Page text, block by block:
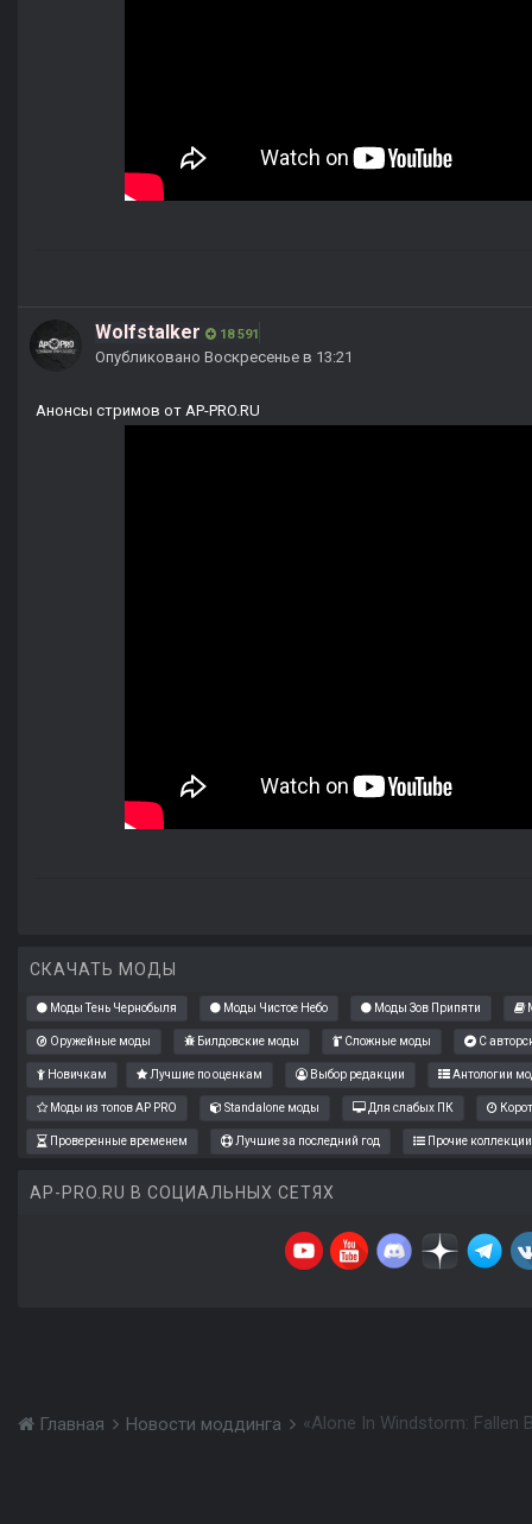
Wolfstalker 18 591
Опубликовано Воскресенье в 13:21
Анонсы стримов от AP-PRO.RU
СКАЧАТЬ МОДЫ
Моды Тень Чернобыля Моды Чистое Небо Моды Зов Припяти
Оружейные моды Билдовские моды Сложные моды С
Новичкам Лучшие по оценкам Выбор редакции Антологии
Моды из топов AP PRO Standalone моды Для слабых ПК
Проверенные временем Лучшие за последний год Прочие коллекции
AP-PRO.RU В СОЦИАЛЬНЫХ СЕТЯХ
Главная Новости моддинга «Alone In Windstorm: Fallen